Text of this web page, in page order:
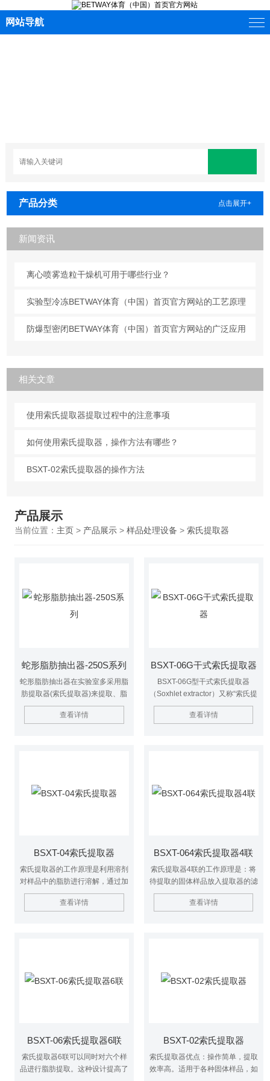
网站导航
产品分类 点击展开+
新闻资讯
离心喷雾造粒干燥机可用于哪些行业？
实验型冷冻BETWAY体育（中国）首页官方网站的工艺原理
防爆型密闭BETWAY体育（中国）首页官方网站的广泛应用
相关文章
使用索氏提取器提取过程中的注意事项
如何使用索氏提取器，操作方法有哪些？
BSXT-02索氏提取器的操作方法
产品展示
当前位置： 主页> 产品展示> 样品处理设备 > 索氏提取器
蛇形脂肪抽出器-250S系列
蛇形脂肪抽出器在实验室多采用脂
肪提取器(索氏提取器)来提取、脂
肪提取器(如图所示) 就是利用溶剂
回流及虹吸原理，使固体物质连续
查看详情
BSXT-06G干式索氏提取器
BSXT-06G型干式索氏提取器
（Soxhlet extractor）又称“索氏提
取仪、脂肪抽取器或脂肪抽出
器”、脂肪测定仪、主要由加热抽
查看详情
BSXT-04索氏提取器
索氏提取器的工作原理是利用溶剂
对样品中的脂肪进行溶解，通过加
热使溶剂沸腾，从而将脂肪提取出
来。提取过程中，溶剂在提取瓶中
查看详情
BSXT-064索氏提取器4联
索氏提取器4联的工作原理是：将
待提取的固体样品放入提取器的滤
纸套中，然后加入适量的溶剂。通
过加热使溶剂沸腾，产生的蒸汽上
提取器之间均匀分配，保证每个提
查看详情
BSXT-06索氏提取器6联
索氏提取器6联可以同时对六个样
品进行脂肪提取。这种设计提高了
BSXT-02索氏提取器
索氏提取器优点：操作简单，提取
效率高。适用于各种固体样品，如